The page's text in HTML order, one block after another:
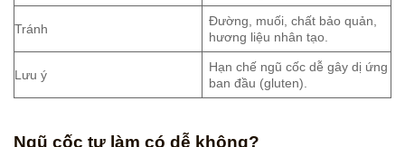
Tránh
Đường, muối, chất bảo quản,
hương liệu nhân tạo.
Lưu ý
Hạn chế ngũ cốc dễ gây dị ứng
ban đầu (gluten).
Ngũ cốc tự làm có dễ không?